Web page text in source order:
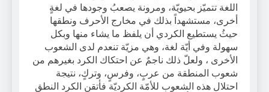
اللغة تتميّز بحيويّة، ومرونة يصعبُ وجودها في لغةٍ
أخرى، مستشهداً بذلك في مخارج الأحرف ونطقها
حيثُ يستطيع الكردي أن يلفظ ما يشاء منها وبكل
سهولة وفي أيّة لغة، وهي مزيّة تنعدم لدى الشعوب
الأخرى ، ولعلّ ذلك ناجمٌ عن احتكاك الكرد بغيرهم من
شعوب المنطقة من عربٍ، وفرسٍ، وتركٍ، نتيجة
احتلال هذه الشعوب للأمّة الكرديّة فأتقن الكرد النطق